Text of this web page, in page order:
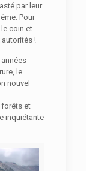
par leur
Pour
coin et
!
le
nouvel
forêts et
inquiétante